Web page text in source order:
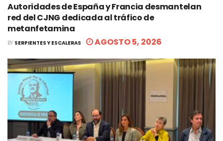
Autoridades de España y Francia desmantelan
red del CJNG dedicada al tráfico de
metanfetamina
BY SERPIENTES Y ESCALERAS AGOSTO 5, 2026